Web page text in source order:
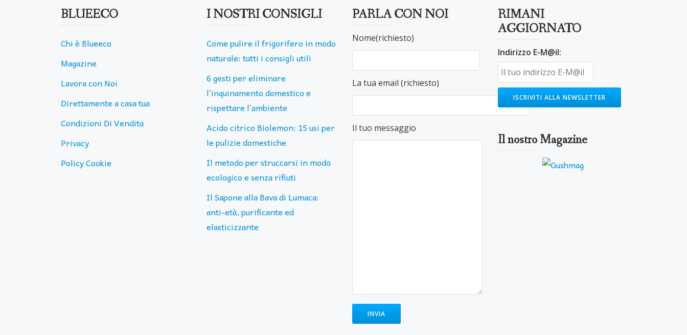
BLUEECO
Chi è Blueeco
Magazine
Lavora con Noi
Direttamente a casa tua
Condizioni Di Vendita
Privacy
Policy Cookie
I NOSTRI CONSIGLI
Come pulire il frigorifero in modo
naturale: tutti i consigli utili
6 gesti per eliminare
l’inquinamento domestico e
rispettare l’ambiente
Acido citrico Biolemon: 15 usi per
le pulizie domestiche
Il metodo per struccarsi in modo
ecologico e senza rifiuti
Il Sapone alla Bava di Lumaca:
anti-età, purificante ed
elasticizzante
PARLA CON NOI
Nome(richiesto)
La tua email (richiesto)
Il tuo messaggio
RIMANI
AGGIORNATO
Indirizzo E-M@il:
Il nostro Magazine